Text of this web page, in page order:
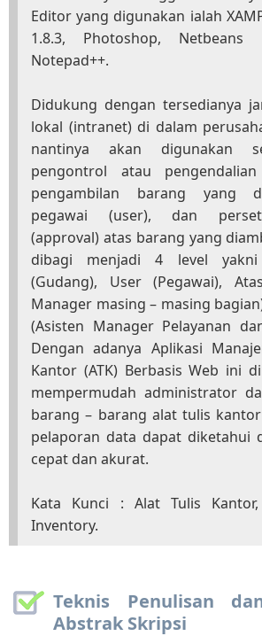
Editor yang digunakan ialah
1.8.3, Photoshop,
Notepad++.
Didukung dengan tersedianya
lokal (intranet) di dalam
nantinya akan digunakan
pengontrol atau
pengambilan barang yang
pegawai (user), dan
(approval) atas barang yang
dibagi menjadi 4 level yakni
(Gudang), User (Pegawai),
Manager masing – masing
(Asisten Manager Pelayanan
Dengan adanya Aplikasi
Kantor (ATK) Berbasis Web ini
mempermudah administrator
barang – barang alat tulis
pelaporan data dapat diketahui
cepat dan akurat.
Kata Kunci : Alat Tulis
Inventory.
Teknis Penulisan
Abstrak Skripsi